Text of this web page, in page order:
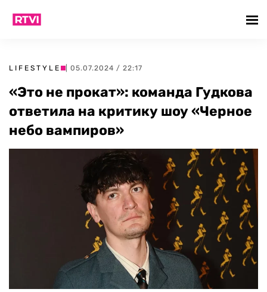
LIFESTYLE | 05.07.2024 / 22:17
«Это не прокат»: команда Гудкова
ответила на критику шоу «Черное
небо вампиров»